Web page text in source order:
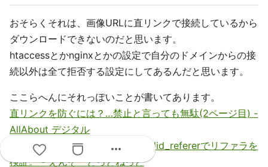
おそらくそれは、画像URLに直リンクで接続しているから
ダウンロードできないのだと思います。
htaccessとかnginxとかの設定で自分のドメインからの接
続以外は全て拒否する設定にしてあるんだと思います。
ここらへんにそれっぽいことが書いてあります。
直リンクを防ぐには？…禁止と言っても無駄(2ページ目) -
AllAbout デジタル
メモ/nginxで直リン禁止設定。valid_refererでリファラを
検証。 - えんぞーどっとねっと
more_horiz